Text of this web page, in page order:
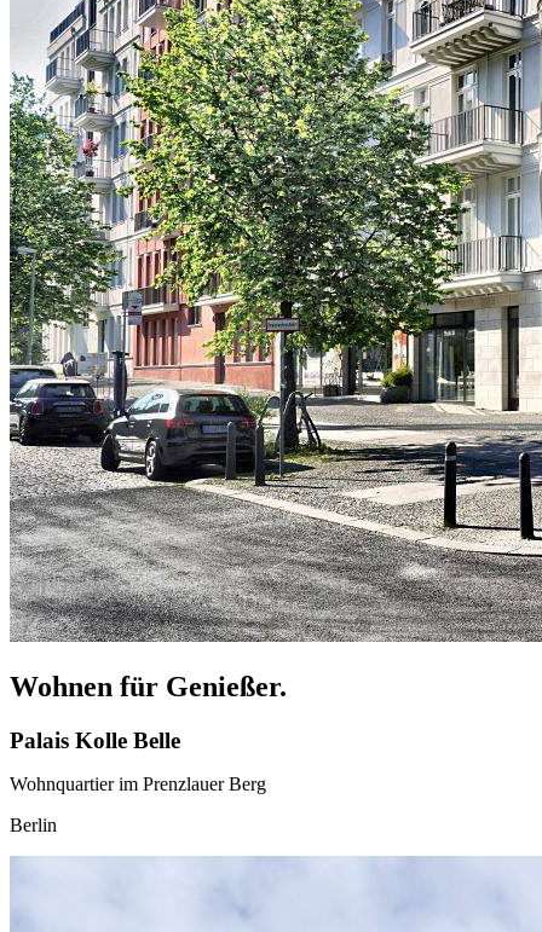
Wohnen für Genießer.
Palais Kolle Belle
Wohnquartier im Prenzlauer Berg
Berlin